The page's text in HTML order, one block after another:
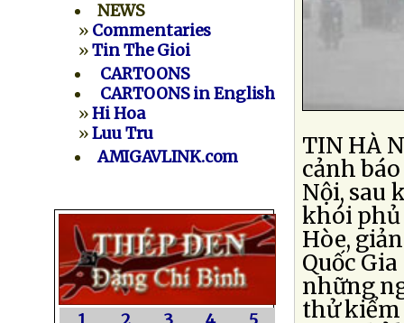
NEWS
» Commentaries
»Tin The Gioi
CARTOONS
CARTOONS in English
»Hi Hoa
»Luu Tru
AMIGAVLINK.com
TIN HÀ
cảnh
Nội, sau
khói phủ
Hòe,
Quốc
những
thử kiểm